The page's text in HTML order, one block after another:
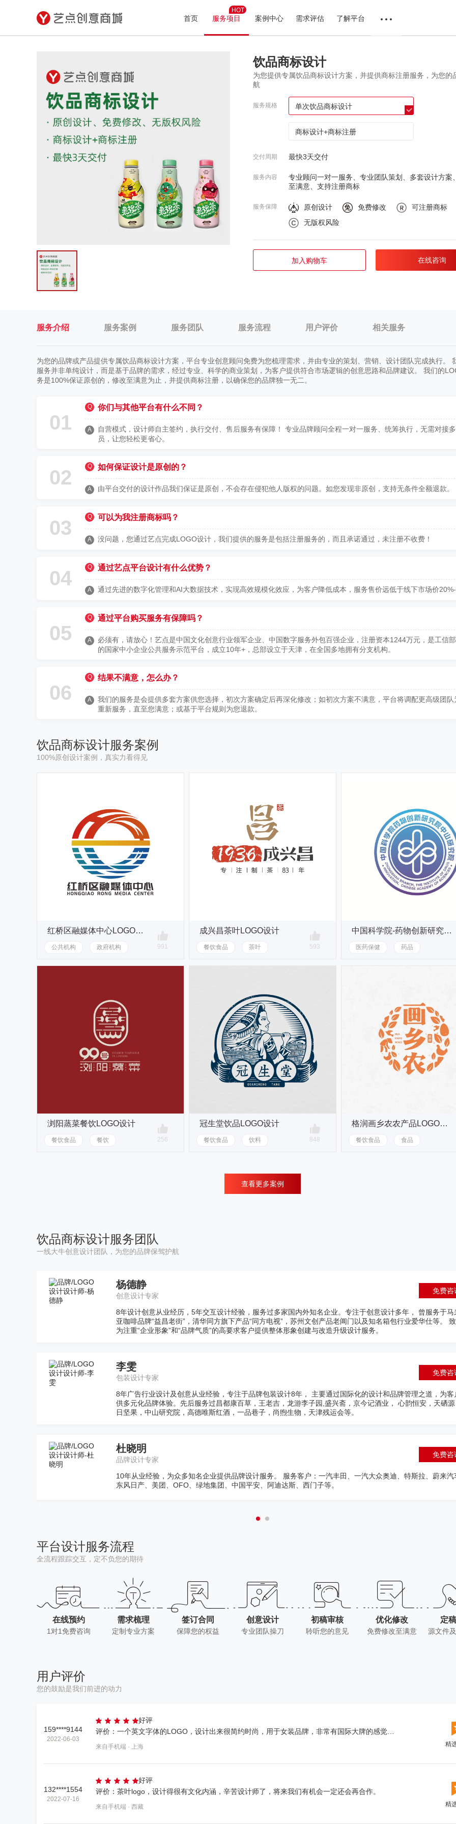
首页 服务项目
HOT
案例中心 需求评估 了解平台
饮品商标设计
为您提供专属饮品商标设计方案，并提供商标注册服务，为您的
航
服务规格 单次饮品商标设计
商标设计+商标注册
交付周期 最快3天交付
服务内容
专业顾问一对一服务、专业团队策划、多套设计方案
至满意、支持注册商标
服务保障 原创设计 免费修改
可注册商标
无版权风险
加入购物车 在线咨询
服务介绍 服务案例 服务团队 服务流程 用户评价 相关服务
为您的品牌或产品提供专属饮品商标设计方案，平台专业创意顾问免费为您梳理需求，并由专业的策划、营销、设计团队完成执行。
服务并非单纯设计，而是基于品牌的需求，经过专业、科学的商业策划，为客户提供符合市场逻辑的创意思路和品牌建议。 我们的
务是100%保证原创的，修改至满意为止，并提供商标注册，以确保您的品牌独一无二。
01
Q 你们与其他平台有什么不同？
A
自营模式，设计师自主签约，执行交付、售后服务有保障！ 专业品牌顾问全程一对一服务、统筹执行，无需对接
员，让您轻松更省心。
02 Q 如何保证设计是原创的？
A 由平台交付的设计作品我们保证是原创，不会存在侵犯他人版权的问题。如您发现非原创，支持无条件全额退款。
03 Q 可以为我注册商标吗？
A 没问题，您通过艺点完成LOGO设计，我们提供的服务是包括注册服务的，而且承诺通过，未注册不收费！
04 Q 通过艺点平台设计有什么优势？
A 通过先进的数字化管理和AI大数据技术，实现高效规模化效应，为客户降低成本，服务售价远低于线下市场价
05
Q 通过平台购买服务有保障吗？
A
必须有，请放心！艺点是中国文化创意行业领军企业、中国数字服务外包百强企业，注册资本1244万元，是工信
的国家中小企业公共服务示范平台，成立10年+，总部设立于天津，在全国多地拥有分支机构。
06
Q 结果不满意，怎么办？
A
我们的服务是会提供多套方案供您选择，初次方案确定后再深化修改；如初次方案不满意，平台将调配更高级团队
重新服务，直至您满意；或基于平台规则为您退款。
饮品商标设计服务案例
100%原创设计案例，真实力看得见
红桥区融媒体中心LOGO设计
公共机构 政府机构 991
成兴昌茶叶LOGO设计
餐饮食品 茶叶 593
中国科学院-药物创新研究院LOGO设计
医药保健 药品
浏阳蒸菜餐饮LOGO设计
餐饮食品 餐饮 256
冠生堂饮品LOGO设计
餐饮食品 饮料 848
格润画乡农农产品LOGO设计
餐饮食品 食品
查看更多案例
饮品商标设计服务团队
一线大牛创意设计团队，为您的品牌保驾护航
申晨
数字营销专家
知名营销大V，新媒体营销专家，中国数字营销领域知名领军人物，长江商学院、中国人民大学、混沌大学
外学府营销学导师、客座教授，畅销书作者。新浪微博创始团队成员，2014年创立熊猫传媒担任CEO，艺点
合作专家成员。
免费咨
杨云飞
数字营销专家
15年的数字媒体工作经验，曾在搜狐网、利宝保险担任品牌主管，曾为多个世界500强及大型知名企业提供
销解决方案，例如龙湖地产、金科地产、平安集团、南玻集团等，另外实操过融水电商示范县、忻城电商示
茶陵电商示范县等大型国家级电商示范县项目 。
免费咨
陈璐
空间设计专家
12年设计创意从业经历，专注于空间设计，致力于创作出构思独特、充分利用空间布局的创意设计，在整体
能及美学把控上有独特见解。 服务过的客户：华东大峡谷国际旅游度假区、温州商会、上海临港集团、建设
免费咨
平台设计服务流程
全流程跟踪交互，定不负您的期待
在线预约
1对1免费咨询
需求梳理
定制专业方案
签订合同
保障您的权益
创意设计
专业团队操刀
初稿审核
聆听您的意见
优化修改
免费修改至满意
定
源文件
用户评价
您的鼓励是我们前进的动力
159****9144
2022-06-03
好评
来自手机端 · 上海 精
132****1554
2022-07-16
好评
评价：茶叶logo，设计得很有文化内涵，辛苦设计师了，将来我们有机会一定还会再合作。
来自手机端 · 西藏 精